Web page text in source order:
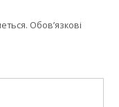
Обов’язкові